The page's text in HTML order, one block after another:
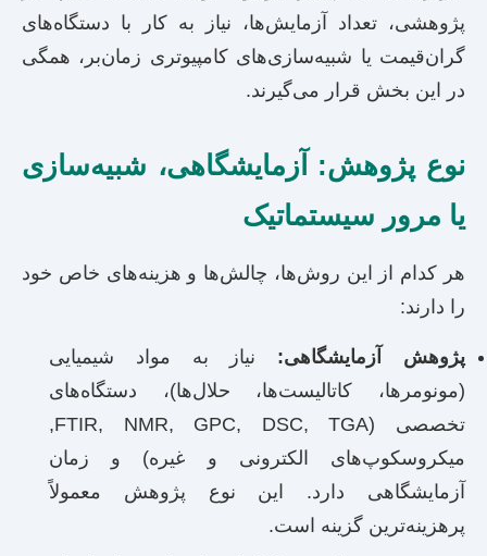
پژوهشی، تعداد آزمایش‌ها، نیاز به کار با دستگاه‌های
گران‌قیمت یا شبیه‌سازی‌های کامپیوتری زمان‌بر، همگی
در این بخش قرار می‌گیرند.
نوع پژوهش: آزمایشگاهی، شبیه‌سازی
یا مرور سیستماتیک
هر کدام از این روش‌ها، چالش‌ها و هزینه‌های خاص خود
را دارند:
پژوهش آزمایشگاهی: نیاز به مواد شیمیایی
(مونومرها، کاتالیست‌ها، حلال‌ها)، دستگاه‌های
تخصصی (FTIR, NMR, GPC, DSC, TGA,
میکروسکوپ‌های الکترونی و غیره) و زمان
آزمایشگاهی دارد. این نوع پژوهش معمولاً
پرهزینه‌ترین گزینه است.